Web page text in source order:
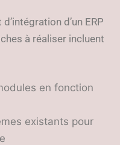
d’un ERP
à réaliser incluent
en fonction
existants pour